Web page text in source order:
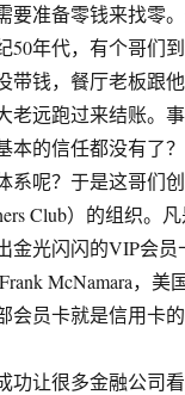
要准备零钱来找零
50年代，有个哥们
带钱，餐厅老板跟
老远跑过来结账。
本的信任都没有了
系呢？于是这哥们
Club）的组织。
金光闪闪的VIP会员
McNamara，美
会员卡就是信用卡的
功让很多金融公司